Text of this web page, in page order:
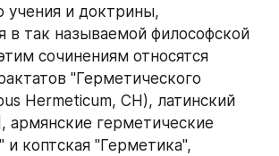
учения и доктрины,
в так называемой философской
сочинениям относятся
"Герметического
Hermeticum, СН), латинский
армянские герметические
и коптская "Герметика",